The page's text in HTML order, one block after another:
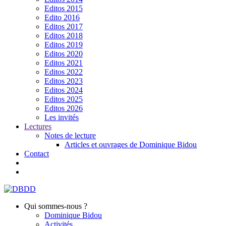
Editos 2015
Edito 2016
Editos 2017
Editos 2018
Editos 2019
Editos 2020
Editos 2021
Editos 2022
Editos 2023
Editos 2024
Editos 2025
Editos 2026
Les invités
Lectures
Notes de lecture
Articles et ouvrages de Dominique Bidou
Contact
Qui sommes-nous ?
Dominique Bidou
Activités